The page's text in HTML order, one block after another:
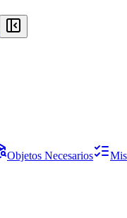
Objetos Necesarios